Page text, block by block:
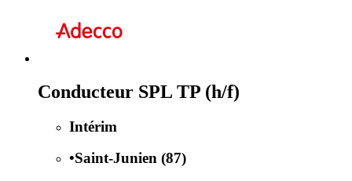
Conducteur SPL TP (h/f)
Intérim
•Saint-Junien (87)